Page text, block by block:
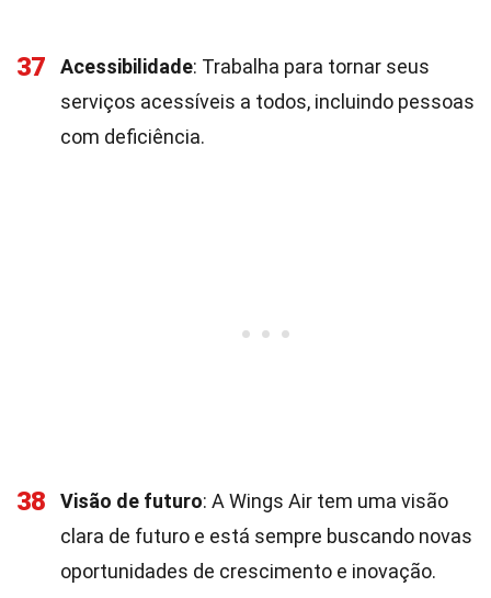
37 Acessibilidade: Trabalha para tornar seus
serviços acessíveis a todos, incluindo pessoas
com deficiência.
38 Visão de futuro: A Wings Air tem uma visão
clara de futuro e está sempre buscando novas
oportunidades de crescimento e inovação.